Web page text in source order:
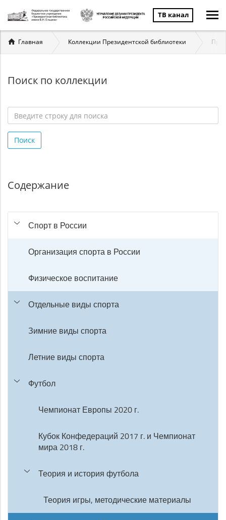
ТВ канал
Вы
здесь
Главная Коллекции Президентской библиотеки
Поиск по коллекции
строку
для
Поиск
Содержание
Спорт в России
Организация спорта в России
Физическое воспитание
Отдельные виды спорта
Зимние виды спорта
Летние виды спорта
Футбол
Чемпионат Европы 2020 г.
Кубок Конфедераций 2017 г. и Чемпионат
мира 2018 г.
Теория и история футбола
Теория игры, методические материалы